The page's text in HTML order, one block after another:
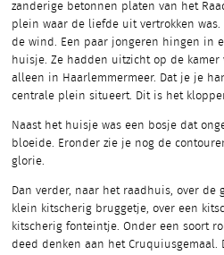
zanderige betonnen platen van het
plein waar de liefde uit vertrokken
de wind. Een paar jongeren hingen in
huisje. Ze hadden uitzicht op de kamer
alleen in Haarlemmermeer. Dat je je
centrale plein situeert. Dit is het
Naast het huisje was een bosje dat
bloeide. Eronder zie je nog de
glorie.
Dan verder, naar het raadhuis, over de
klein kitscherig bruggetje, over een
kitscherig fonteintje. Onder een soort
deed denken aan het Cruquiusgemaal.